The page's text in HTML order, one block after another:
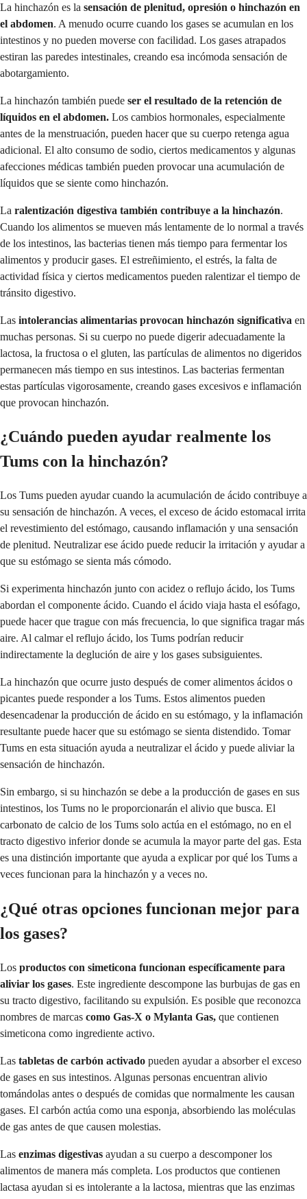
La hinchazón es la sensación de plenitud, opresión o hinchazón en
el abdomen. A menudo ocurre cuando los gases se acumulan en los
intestinos y no pueden moverse con facilidad. Los gases atrapados
estiran las paredes intestinales, creando esa incómoda sensación de
abotargamiento.
La hinchazón también puede ser el resultado de la retención de
líquidos en el abdomen. Los cambios hormonales, especialmente
antes de la menstruación, pueden hacer que su cuerpo retenga agua
adicional. El alto consumo de sodio, ciertos medicamentos y algunas
afecciones médicas también pueden provocar una acumulación de
líquidos que se siente como hinchazón.
La ralentización digestiva también contribuye a la hinchazón.
Cuando los alimentos se mueven más lentamente de lo normal a través
de los intestinos, las bacterias tienen más tiempo para fermentar los
alimentos y producir gases. El estreñimiento, el estrés, la falta de
actividad física y ciertos medicamentos pueden ralentizar el tiempo de
tránsito digestivo.
Las intolerancias alimentarias provocan hinchazón significativa en
muchas personas. Si su cuerpo no puede digerir adecuadamente la
lactosa, la fructosa o el gluten, las partículas de alimentos no digeridos
permanecen más tiempo en sus intestinos. Las bacterias fermentan
estas partículas vigorosamente, creando gases excesivos e inflamación
que provocan hinchazón.
¿Cuándo pueden ayudar realmente los
Tums con la hinchazón?
Los Tums pueden ayudar cuando la acumulación de ácido contribuye a
su sensación de hinchazón. A veces, el exceso de ácido estomacal irrita
el revestimiento del estómago, causando inflamación y una sensación
de plenitud. Neutralizar ese ácido puede reducir la irritación y ayudar a
que su estómago se sienta más cómodo.
Si experimenta hinchazón junto con acidez o reflujo ácido, los Tums
abordan el componente ácido. Cuando el ácido viaja hasta el esófago,
puede hacer que trague con más frecuencia, lo que significa tragar más
aire. Al calmar el reflujo ácido, los Tums podrían reducir
indirectamente la deglución de aire y los gases subsiguientes.
La hinchazón que ocurre justo después de comer alimentos ácidos o
picantes puede responder a los Tums. Estos alimentos pueden
desencadenar la producción de ácido en su estómago, y la inflamación
resultante puede hacer que su estómago se sienta distendido. Tomar
Tums en esta situación ayuda a neutralizar el ácido y puede aliviar la
sensación de hinchazón.
Sin embargo, si su hinchazón se debe a la producción de gases en sus
intestinos, los Tums no le proporcionarán el alivio que busca. El
carbonato de calcio de los Tums solo actúa en el estómago, no en el
tracto digestivo inferior donde se acumula la mayor parte del gas. Esta
es una distinción importante que ayuda a explicar por qué los Tums a
veces funcionan para la hinchazón y a veces no.
¿Qué otras opciones funcionan mejor para
los gases?
Los productos con simeticona funcionan específicamente para
aliviar los gases. Este ingrediente descompone las burbujas de gas en
su tracto digestivo, facilitando su expulsión. Es posible que reconozca
nombres de marcas como Gas-X o Mylanta Gas, que contienen
simeticona como ingrediente activo.
Las tabletas de carbón activado pueden ayudar a absorber el exceso
de gases en sus intestinos. Algunas personas encuentran alivio
tomándolas antes o después de comidas que normalmente les causan
gases. El carbón actúa como una esponja, absorbiendo las moléculas
de gas antes de que causen molestias.
Las enzimas digestivas ayudan a su cuerpo a descomponer los
alimentos de manera más completa. Los productos que contienen
lactasa ayudan si es intolerante a la lactosa, mientras que las enzimas